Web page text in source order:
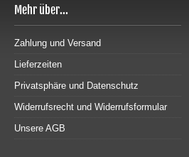
Mehr über...
Zahlung und Versand
Lieferzeiten
Privatsphäre und Datenschutz
Widerrufsrecht und Widerrufsformular
Unsere AGB